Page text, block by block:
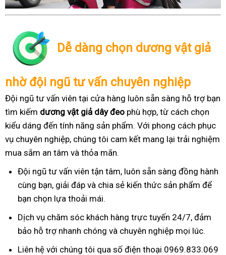
Dễ dàng chọn dương vật giả
nhờ đội ngũ tư vấn chuyên nghiệp
Đội ngũ tư vấn viên tại cửa hàng luôn sẵn sàng hỗ trợ bạn
tìm kiếm dương vật giả dây đeo phù hợp, từ cách chọn
kiểu dáng đến tính năng sản phẩm. Với phong cách phục
vụ chuyên nghiệp, chúng tôi cam kết mang lại trải nghiệm
mua sắm an tâm và thỏa mãn.
Đội ngũ tư vấn viên tận tâm, luôn sẵn sàng đồng hành
cùng bạn, giải đáp và chia sẻ kiến thức sản phẩm để
bạn chọn lựa thoải mái.
Dịch vụ chăm sóc khách hàng trực tuyến 24/7, đảm
bảo hỗ trợ nhanh chóng và chuyên nghiệp mọi lúc.
Liên hệ với chúng tôi qua số điện thoại 0969.833.069